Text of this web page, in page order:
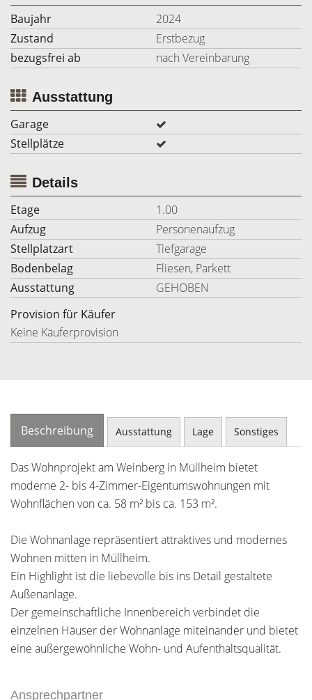
Baujahr
2024
Zustand
Erstbezug
bezugsfrei ab
nach Vereinbarung
Ausstattung
Garage
Stellplätze
Details
Etage
1.00
Aufzug
Personenaufzug
Stellplatzart
Tiefgarage
Bodenbelag
Fliesen, Parkett
Ausstattung
GEHOBEN
Provision für Käufer
Keine Käuferprovision
Beschreibung Ausstattung Lage Sonstiges
Das Wohnprojekt am Weinberg in Müllheim bietet
moderne 2- bis 4-Zimmer-Eigentumswohnungen mit
Wohnflächen von ca. 58 m² bis ca. 153 m².
Die Wohnanlage repräsentiert attraktives und modernes
Wohnen mitten in Müllheim.
Ein Highlight ist die liebevolle bis ins Detail gestaltete
Außenanlage.
Der gemeinschaftliche Innenbereich verbindet die
einzelnen Häuser der Wohnanlage miteinander und bietet
eine außergewöhnliche Wohn- und Aufenthaltsqualität.
Ansprechpartner